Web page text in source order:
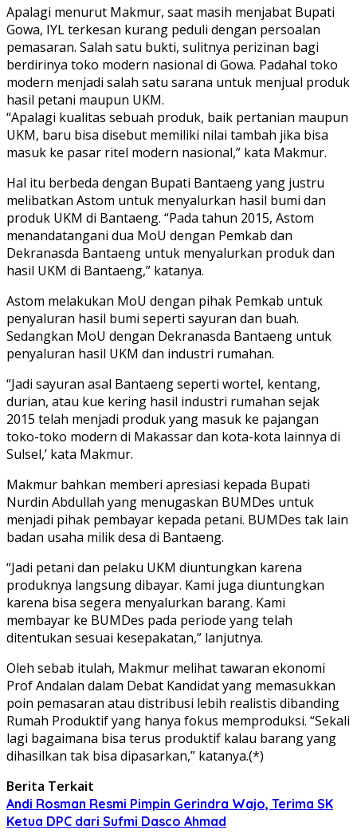
Apalagi menurut Makmur, saat masih menjabat Bupati
Gowa, IYL terkesan kurang peduli dengan persoalan
pemasaran. Salah satu bukti, sulitnya perizinan bagi
berdirinya toko modern nasional di Gowa. Padahal toko
modern menjadi salah satu sarana untuk menjual produk
hasil petani maupun UKM.
“Apalagi kualitas sebuah produk, baik pertanian maupun
UKM, baru bisa disebut memiliki nilai tambah jika bisa
masuk ke pasar ritel modern nasional,” kata Makmur.
Hal itu berbeda dengan Bupati Bantaeng yang justru
melibatkan Astom untuk menyalurkan hasil bumi dan
produk UKM di Bantaeng. “Pada tahun 2015, Astom
menandatangani dua MoU dengan Pemkab dan
Dekranasda Bantaeng untuk menyalurkan produk dan
hasil UKM di Bantaeng,” katanya.
Astom melakukan MoU dengan pihak Pemkab untuk
penyaluran hasil bumi seperti sayuran dan buah.
Sedangkan MoU dengan Dekranasda Bantaeng untuk
penyaluran hasil UKM dan industri rumahan.
“Jadi sayuran asal Bantaeng seperti wortel, kentang,
durian, atau kue kering hasil industri rumahan sejak
2015 telah menjadi produk yang masuk ke pajangan
toko-toko modern di Makassar dan kota-kota lainnya di
Sulsel,’ kata Makmur.
Makmur bahkan memberi apresiasi kepada Bupati
Nurdin Abdullah yang menugaskan BUMDes untuk
menjadi pihak pembayar kepada petani. BUMDes tak lain
badan usaha milik desa di Bantaeng.
“Jadi petani dan pelaku UKM diuntungkan karena
produknya langsung dibayar. Kami juga diuntungkan
karena bisa segera menyalurkan barang. Kami
membayar ke BUMDes pada periode yang telah
ditentukan sesuai kesepakatan,” lanjutnya.
Oleh sebab itulah, Makmur melihat tawaran ekonomi
Prof Andalan dalam Debat Kandidat yang memasukkan
poin pemasaran atau distribusi lebih realistis dibanding
Rumah Produktif yang hanya fokus memproduksi. “Sekali
lagi bagaimana bisa terus produktif kalau barang yang
dihasilkan tak bisa dipasarkan,” katanya.(*)
Berita Terkait
Andi Rosman Resmi Pimpin Gerindra Wajo, Terima SK
Ketua DPC dari Sufmi Dasco Ahmad